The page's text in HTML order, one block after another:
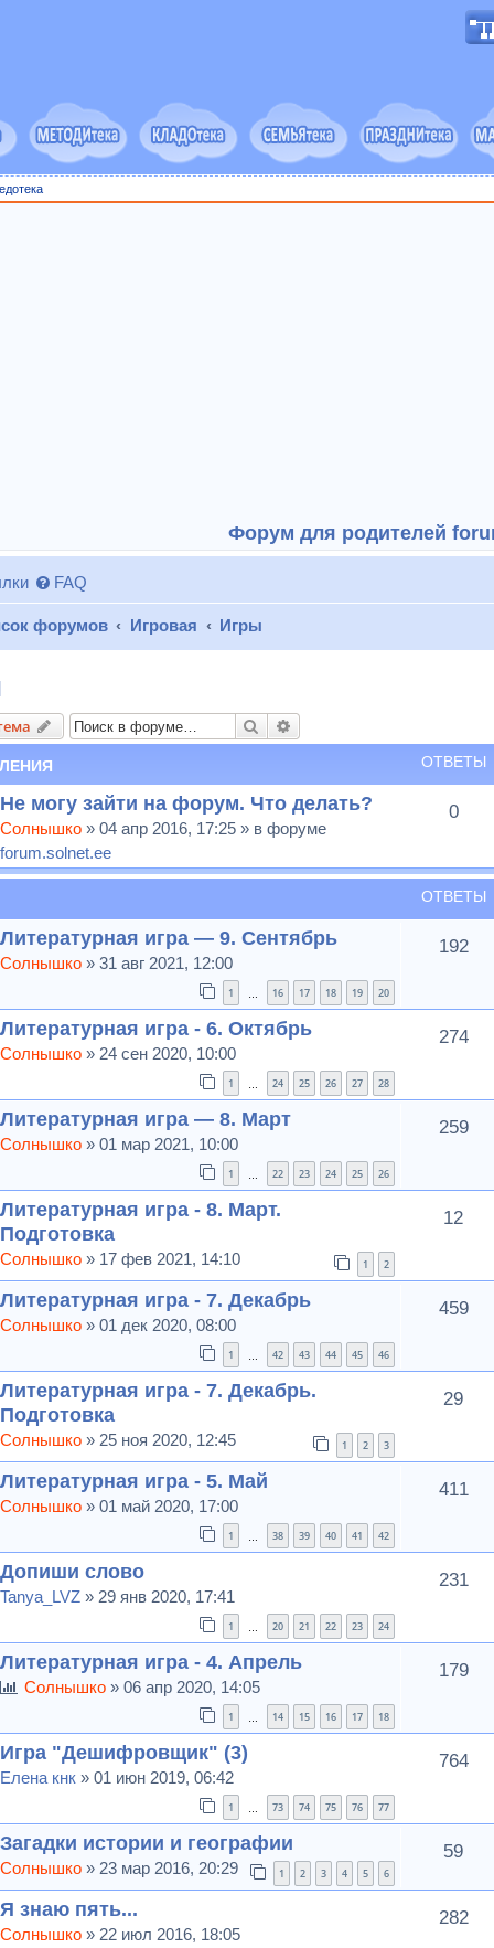
Форум для родителей
FAQ
форумов Игровая Игры
Поиск
ОТВЕТЫ
Не могу зайти на форум. Что делать?
Солнышко» 04 апр 2016, 17:25 » в форуме
forum.solnet.ee
0
ОТВЕТЫ
Литературная игра — 9. Сентябрь
Солнышко» 31 авг 2021, 12:00
1 … 16 17 18 19 20
192
Литературная игра - 6. Октябрь
Солнышко» 24 сен 2020, 10:00
1 … 24 25 26 27 28
274
Литературная игра — 8. Март
Солнышко» 01 мар 2021, 10:00
1 … 22 23 24 25 26
259
Литературная игра - 8. Март.
Подготовка
Солнышко» 17 фев 2021, 14:10 1 2
12
Литературная игра - 7. Декабрь
Солнышко» 01 дек 2020, 08:00
1 … 42 43 44 45 46
459
Литературная игра - 7. Декабрь.
Подготовка
Солнышко» 25 ноя 2020, 12:45 1 2 3
29
Литературная игра - 5. Май
Солнышко» 01 май 2020, 17:00
1 … 38 39 40 41 42
411
Допиши слово
Tanya_LVZ» 29 янв 2020, 17:41
1 … 20 21 22 23 24
231
Литературная игра - 4. Апрель
Солнышко» 06 апр 2020, 14:05
1 … 14 15 16 17 18
179
Игра "Дешифровщик" (3)
Елена кнк» 01 июн 2019, 06:42
1 … 73 74 75 76 77
764
Загадки истории и географии
Солнышко» 23 мар 2016, 20:29 1 2 3 4 5 6
59
Я знаю пять...
Солнышко» 22 июл 2016, 18:05
282